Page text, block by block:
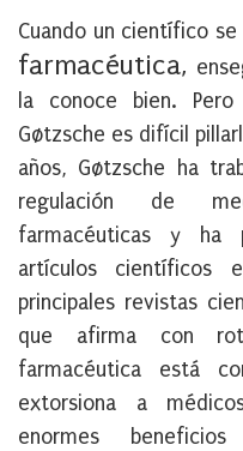
Cuando un científico
farmacéutica,
la conoce bien.
Gøtzsche es difícil
años, Gøtzsche ha
regulación de
farmacéuticas y ha
artículos científicos
principales revistas
que afirma con
farmacéutica está
extorsiona a
enormes